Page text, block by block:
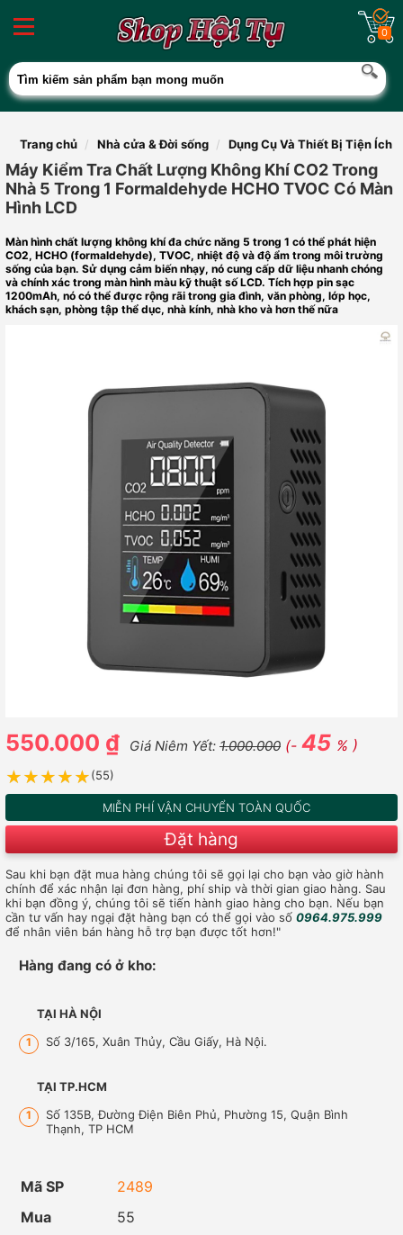
0
Trang chủ Nhà cửa & Đời sống Dụng Cụ Và Thiết Bị Tiện Ích
Máy Kiểm Tra Chất Lượng Không Khí CO2 Trong
Nhà 5 Trong 1 Formaldehyde HCHO TVOC Có Màn
Hình LCD
Màn hình chất lượng không khí đa chức năng 5 trong 1 có thể phát hiện
CO2, HCHO (formaldehyde), TVOC, nhiệt độ và độ ẩm trong môi trường
sống của bạn. Sử dụng cảm biến nhạy, nó cung cấp dữ liệu nhanh chóng
và chính xác trong màn hình màu kỹ thuật số LCD. Tích hợp pin sạc
1200mAh, nó có thể được rộng rãi trong gia đình, văn phòng, lớp học,
khách sạn, phòng tập thể dục, nhà kính, nhà kho và hơn thế nữa
550.000 ₫ Giá Niêm Yết: 1.000.000 (- 45 % )
★★★★★
★★★★★(55)
MIỄN PHÍ VẬN CHUYỂN TOÀN QUỐC
Đặt hàng
Sau khi bạn đặt mua hàng chúng tôi sẽ gọi lại cho bạn vào giờ hành
chính để xác nhận lại đơn hàng, phí ship và thời gian giao hàng. Sau
khi bạn đồng ý, chúng tôi sẽ tiến hành giao hàng cho bạn. Nếu bạn
cần tư vấn hay ngại đặt hàng bạn có thể gọi vào số 0964.975.999
để nhân viên bán hàng hỗ trợ bạn được tốt hơn!"
Hàng đang có ở kho:
TẠI HÀ NỘI
1 Số 3/165, Xuân Thủy, Cầu Giấy, Hà Nội.
TẠI TP.HCM
1
Số 135B, Đường Điện Biên Phủ, Phường 15, Quận Bình
Thạnh, TP HCM
Mã SP
2489
Mua
55